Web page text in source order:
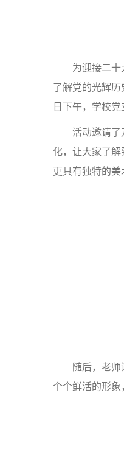
为迎接二
了解党的光辉
日下午，学校
活动邀请
化，让大家了
更具有独特的美
随后，老
个个鲜活的形象